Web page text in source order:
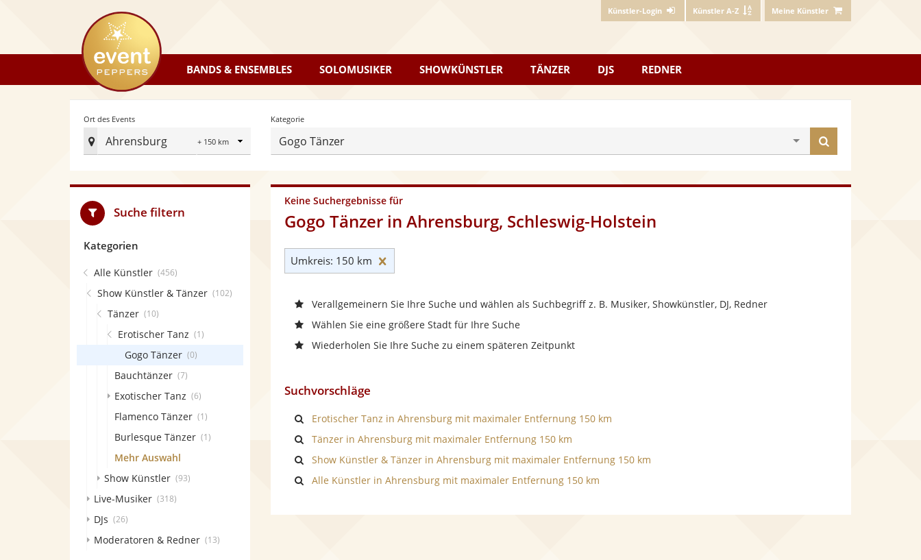
Künstler-Login Künstler A-Z Meine Künstler
eventpeppers
BANDS & ENSEMBLES SOLOMUSIKER SHOWKÜNSTLER TÄNZER DJS REDNER
Ort des Events
Ahrensburg
Radius
Ort
Events
festlegen
Kategorie
Gogo Tänzer
finden
Keine Suchergebnisse für
Gogo Tänzer in Ahrensburg, Schleswig-Holstein
Umkreis: 150 km
Verallgemeinern Sie Ihre Suche und wählen als Suchbegriff z. B. Musiker, Showkünstler, DJ, Redner
Wählen Sie eine größere Stadt für Ihre Suche
Wiederholen Sie Ihre Suche zu einem späteren Zeitpunkt
Suchvorschläge
Erotischer Tanz in Ahrensburg mit maximaler Entfernung 150 km
Tänzer in Ahrensburg mit maximaler Entfernung 150 km
Show Künstler & Tänzer in Ahrensburg mit maximaler Entfernung 150 km
Alle Künstler in Ahrensburg mit maximaler Entfernung 150 km
Suche filtern
Kategorien
Alle Künstler (456)
Show Künstler & Tänzer (102)
Tänzer (10)
Erotischer Tanz (1)
Gogo Tänzer (0)
Bauchtänzer (7)
Exotischer Tanz (6)
Flamenco Tänzer (1)
Burlesque Tänzer (1)
Mehr Auswahl
Show Künstler (93)
Live-Musiker (318)
DJs (26)
Moderatoren & Redner (13)